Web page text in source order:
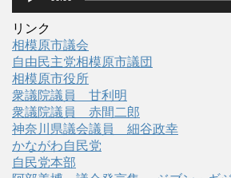
リンク
相模原市議会
自由民主党相模原市議団
相模原市役所
衆議院議員 甘利明
衆議院議員 赤間二郎
神奈川県議会議員 細谷政幸
かながわ自民党
自民党本部